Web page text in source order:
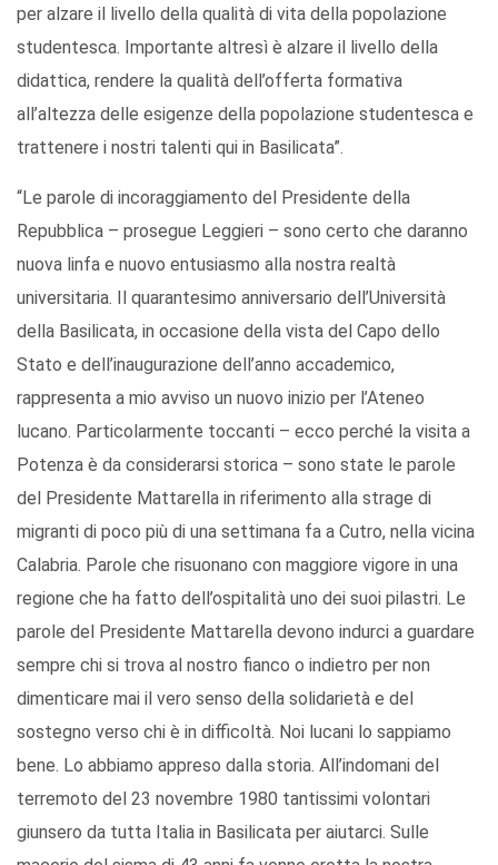
per alzare il livello della qualità di vita della popolazione
studentesca. Importante altresì è alzare il livello della
didattica, rendere la qualità dell’offerta formativa
all’altezza delle esigenze della popolazione studentesca e
trattenere i nostri talenti qui in Basilicata”.
“Le parole di incoraggiamento del Presidente della
Repubblica – prosegue Leggieri – sono certo che daranno
nuova linfa e nuovo entusiasmo alla nostra realtà
universitaria. Il quarantesimo anniversario dell’Università
della Basilicata, in occasione della vista del Capo dello
Stato e dell’inaugurazione dell’anno accademico,
rappresenta a mio avviso un nuovo inizio per l’Ateneo
lucano. Particolarmente toccanti – ecco perché la visita a
Potenza è da considerarsi storica – sono state le parole
del Presidente Mattarella in riferimento alla strage di
migranti di poco più di una settimana fa a Cutro, nella vicina
Calabria. Parole che risuonano con maggiore vigore in una
regione che ha fatto dell’ospitalità uno dei suoi pilastri. Le
parole del Presidente Mattarella devono indurci a guardare
sempre chi si trova al nostro fianco o indietro per non
dimenticare mai il vero senso della solidarietà e del
sostegno verso chi è in difficoltà. Noi lucani lo sappiamo
bene. Lo abbiamo appreso dalla storia. All’indomani del
terremoto del 23 novembre 1980 tantissimi volontari
giunsero da tutta Italia in Basilicata per aiutarci. Sulle